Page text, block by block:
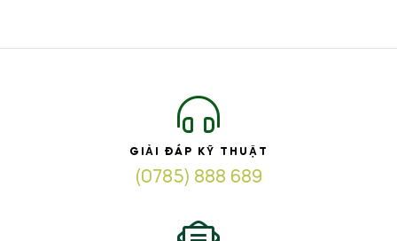
GIẢI ĐÁP KỸ THUẬT
(0785) 888 689